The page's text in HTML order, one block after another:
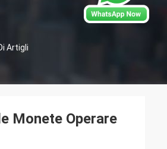
Preventivo
Artigli
Monete Operare